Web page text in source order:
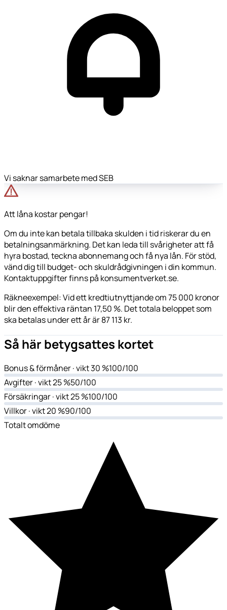
Vi saknar samarbete med SEB
Att låna kostar pengar!
Om du inte kan betala tillbaka skulden i tid riskerar du en
betalningsanmärkning. Det kan leda till svårigheter att få
hyra bostad, teckna abonnemang och få nya lån. För stöd,
vänd dig till budget- och skuldrådgivningen i din kommun.
Kontaktuppgifter finns på konsumentverket.se.
Räkneexempel: Vid ett kredtiutnyttjande om 75 000 kronor
blir den effektiva räntan 17,50 %. Det totala beloppet som
ska betalas under ett år är 87 113 kr.
Så här betygsattes kortet
Bonus & förmåner· vikt 30 %100/100
Avgifter· vikt 25 %50/100
Försäkringar· vikt 25 %100/100
Villkor· vikt 20 %90/100
Totalt omdöme